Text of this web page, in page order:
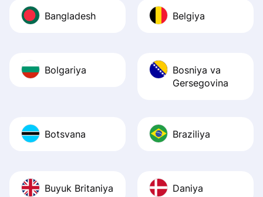
Bangladesh Belgiya
Bolgariya
Bosniya va
Gersegovina
Botsvana Braziliya
Buyuk Britaniya Daniya